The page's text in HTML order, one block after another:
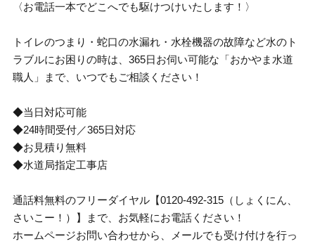
〈お電話一本でどこへでも駆けつけいたします！〉
トイレのつまり・蛇口の水漏れ・水栓機器の故障など水のト
ラブルにお困りの時は、365日お伺い可能な「おかやま水道
職人」まで、いつでもご相談ください！
◆当日対応可能
◆24時間受付／365日対応
◆お見積り無料
◆水道局指定工事店
通話料無料のフリーダイヤル【0120-492-315（しょくにん、
さいこー！）】まで、お気軽にお電話ください！
ホームページお問い合わせから、メールでも受け付けを行っ